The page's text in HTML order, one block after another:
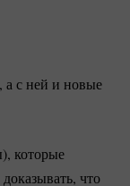
а с ней и новые
которые
что